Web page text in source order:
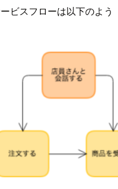
ビスフローは以下のよう